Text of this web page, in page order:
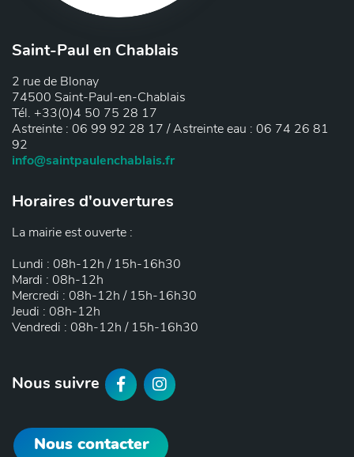
Saint-Paul en Chablais
2 rue de Blonay
74500 Saint-Paul-en-Chablais
Tél. +33(0)4 50 75 28 17
Astreinte : 06 99 92 28 17 / Astreinte eau : 06 74 26 81
92
info@saintpaulenchablais.fr
Horaires d'ouvertures
La mairie est ouverte :
Lundi : 08h-12h / 15h-16h30
Mardi : 08h-12h
Mercredi : 08h-12h / 15h-16h30
Jeudi : 08h-12h
Vendredi : 08h-12h / 15h-16h30
Nous suivre
F
c
I
s
Nous contacter